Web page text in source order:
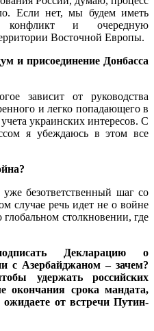
Если нет, мы будем иметь
конфликт и очередную
Восточной Европы.
и присоединение Донбасса
зависит от руководства
и легко попадающего в
украинских интересов. С
я убеждаюсь в этом все
безответственный шаг со
случае речь идет не о войне
столкновении, где
Декларацию о
с Азербайджаном – зачем?
удержать российских
окончания срока мандата,
от встречи Путин-